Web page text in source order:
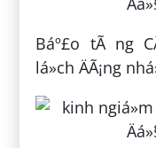
Báº£o tÃ ng
lá»ch ÄÃ¡ng